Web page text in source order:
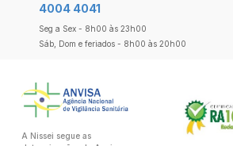
4004 4041
Seg a Sex - 8h00 às 23h00
Sáb, Dom e feriados - 8h00 às 20h00
A Nissei segue as